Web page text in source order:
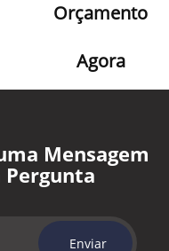
Orçamento
Agora
Mensagem
Pergunta
Enviar